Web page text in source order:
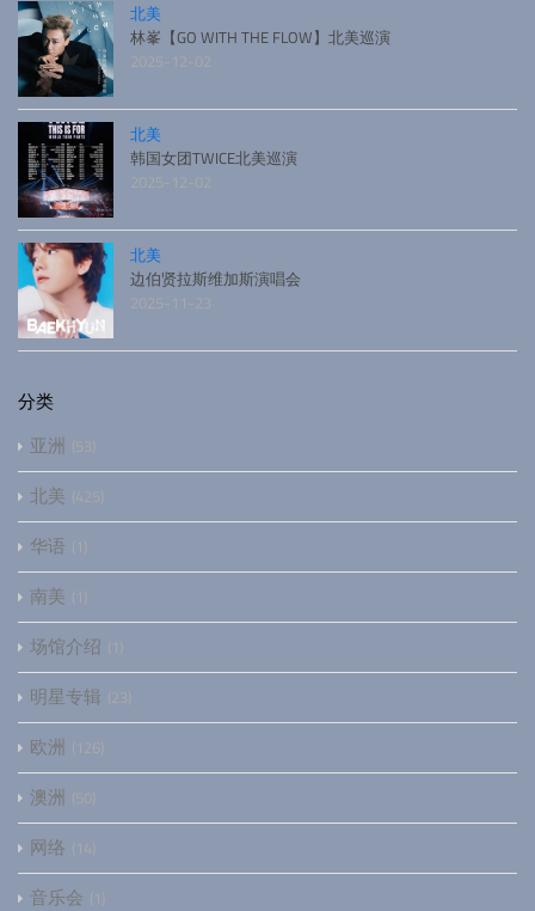
北美
林峯【GO WITH THE FLOW】北美巡演
2025-12-02
北美
韩国女团TWICE北美巡演
2025-12-02
北美
边伯贤拉斯维加斯演唱会
2025-11-23
分类
亚洲 53
北美 425
华语 1
南美 1
场馆介绍 1
明星专辑 23
欧洲 126
澳洲 50
网络 14
音乐会 1